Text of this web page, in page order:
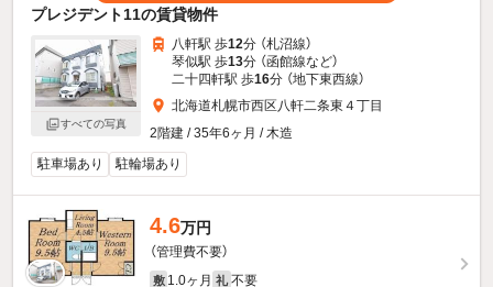
プレジデント11の賃貸物件
すべての写真
八軒駅 歩12分 （札沼線）
琴似駅 歩13分 （函館線など）
二十四軒駅 歩16分 （地下東西線）
北海道札幌市西区八軒二条東４丁目
2階建 / 35年6ヶ月 / 木造
駐車場あり
駐輪場あり
4.6万円
（管理費不要）
敷 1.0ヶ月 礼 不要